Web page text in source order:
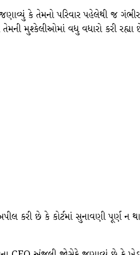
કે તેમનો પરિવાર પહેલેથી જ
મુશ્કેલીઓમાં વધુ વધારો કરી રહ્યા
કરી છે કે કોર્ટમાં સુનાવણી પૂર્ણ ન